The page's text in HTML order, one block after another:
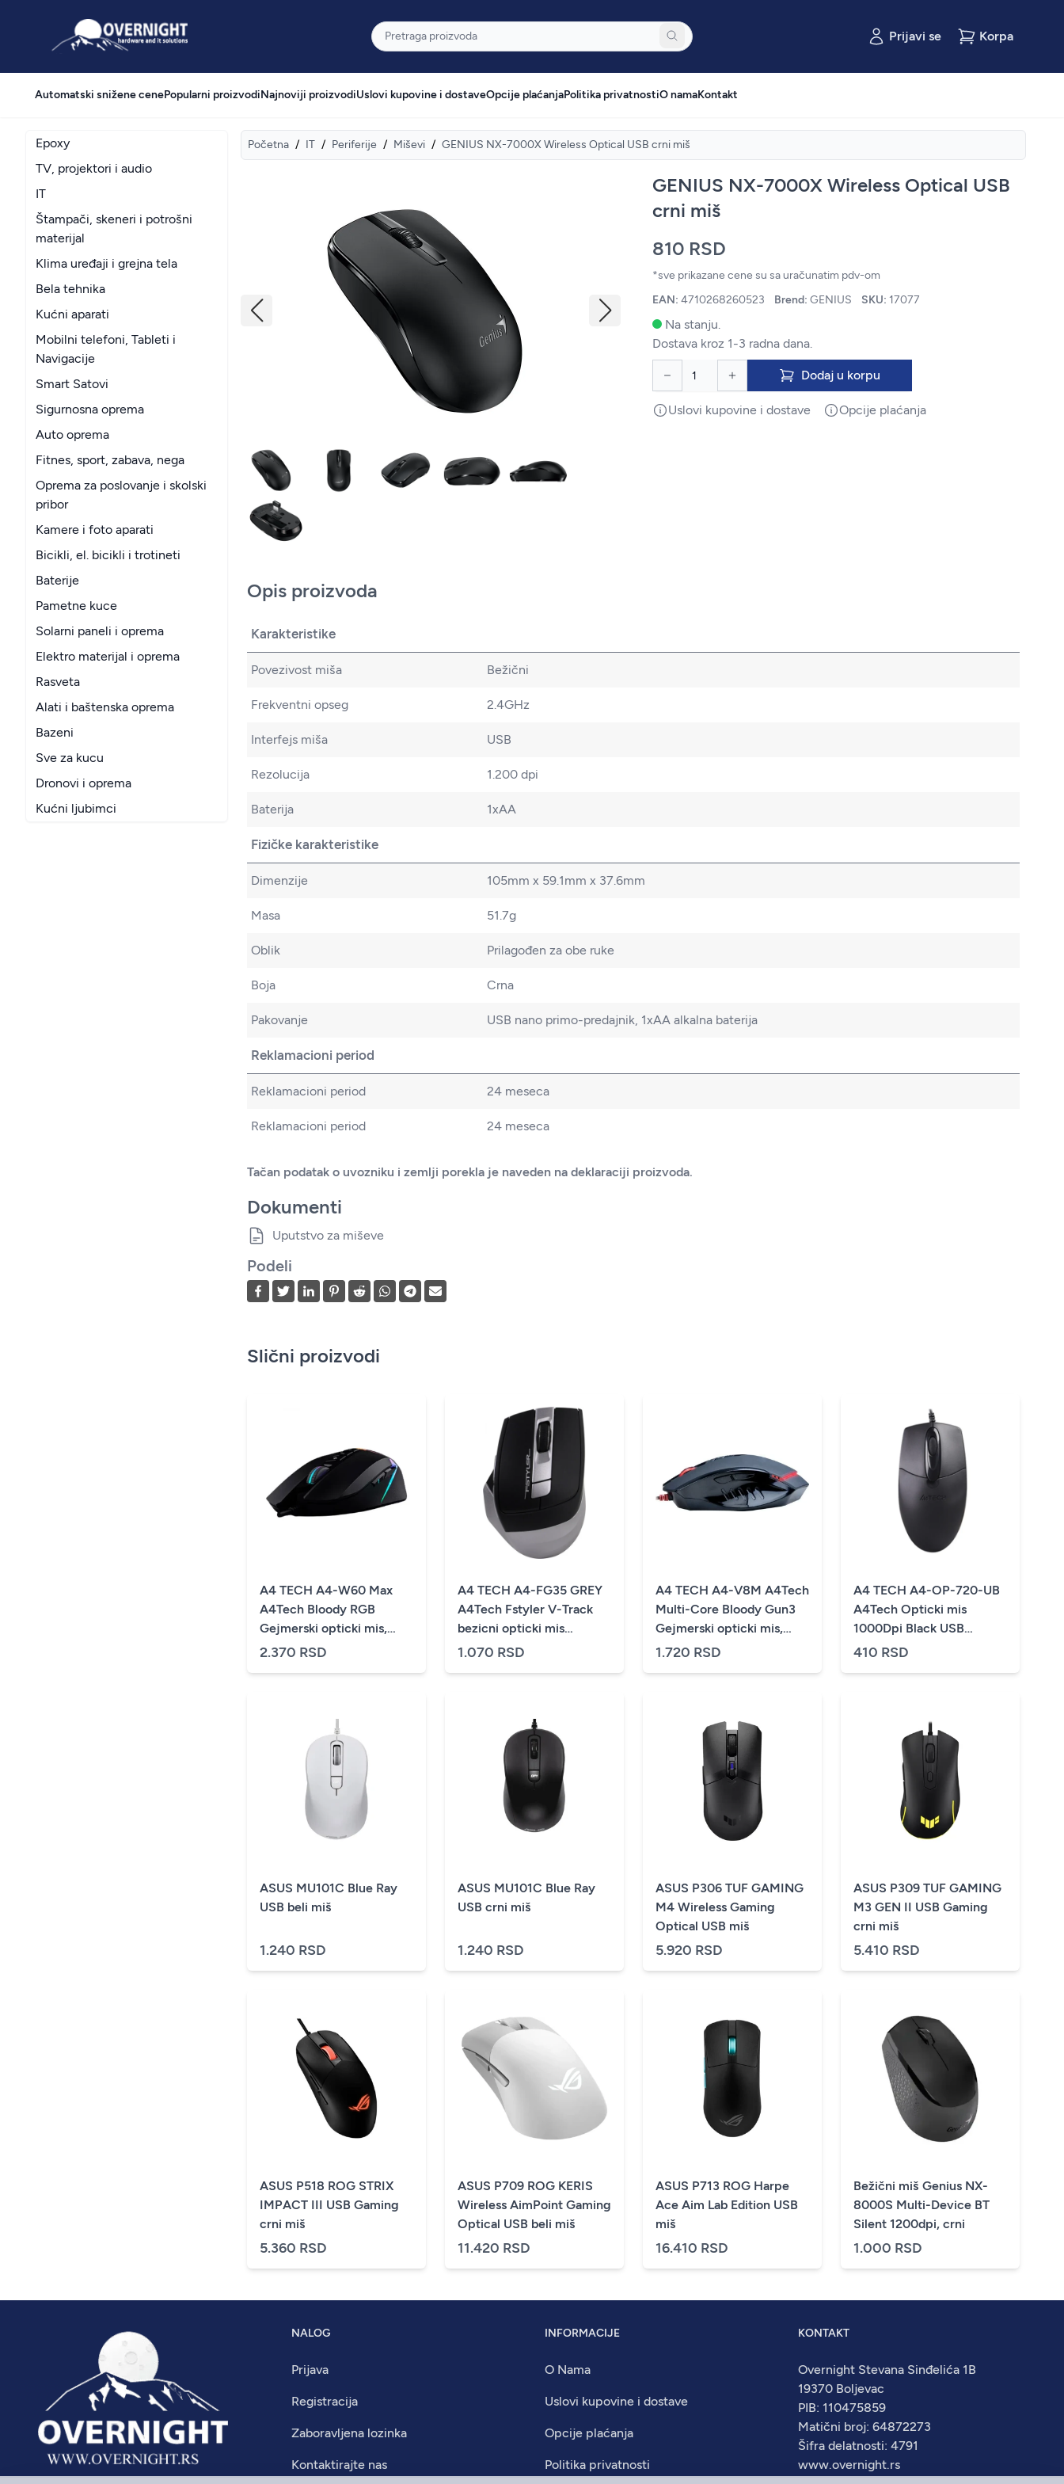
Overnight Pretraga
Prijavi se Korpa
Automatski snižene cenePopularni proizvodiNajnoviji proizvodiUslovi kupovine i dostaveOpcije plaćanjaPolitika privatnostiO namaKontakt
Epoxy
TV, projektori i audio
IT
Štampači, skeneri i potrošni
materijal
Klima uređaji i grejna tela
Bela tehnika
Kućni aparati
Mobilni telefoni, Tableti i
Navigacije
Smart Satovi
Sigurnosna oprema
Auto oprema
Fitnes, sport, zabava, nega
Oprema za poslovanje i skolski
pribor
Kamere i foto aparati
Bicikli, el. bicikli i trotineti
Baterije
Pametne kuce
Solarni paneli i oprema
Elektro materijal i oprema
Rasveta
Alati i baštenska oprema
Bazeni
Sve za kucu
Dronovi i oprema
Kućni ljubimci
Početna / IT / Periferije / Miševi / GENIUS NX-7000X Wireless Optical USB crni miš
GENIUS NX-7000X Wireless Optical USB
crni miš
810 RSD
*sve prikazane cene su sa uračunatim pdv-om
EAN: 4710268260523 Brend: GENIUS SKU: 17077
Na stanju.
Dostava kroz 1-3 radna dana.
Dodaj u korpu
Uslovi kupovine i dostave Opcije plaćanja
Opis proizvoda
Karakteristike
Povezivost miša Bežični
Frekventni opseg 2.4GHz
Interfejs miša USB
Rezolucija 1.200 dpi
Baterija 1xAA
Fizičke karakteristike
Dimenzije 105mm x 59.1mm x 37.6mm
Masa 51.7g
Oblik Prilagođen za obe ruke
Boja Crna
Pakovanje USB nano primo-predajnik, 1xAA alkalna baterija
Reklamacioni period
Reklamacioni period 24 meseca
Reklamacioni period 24 meseca
Tačan podatak o uvozniku i zemlji porekla je naveden na deklaraciji proizvoda.
Dokumenti
Uputstvo za miševe
Podeli
Slični proizvodi
A4 TECH A4-W60 Max
A4Tech Bloody RGB
Gejmerski opticki mis,
2000Hz/100-10.000 Dpi,
2.370 RSD
A4 TECH A4-FG35 GREY
A4Tech Fstyler V-Track
bezicni opticki mis
2.4Ghz, 125Hz/1000-
1.070 RSD
A4 TECH A4-V8M A4Tech
Multi-Core Bloody Gun3
Gejmerski opticki mis,
1000Hz/200-3200 Dpi,
1.720 RSD
A4 TECH A4-OP-720-UB
A4Tech Opticki mis
1000Dpi Black USB
119mm
410 RSD
ASUS MU101C Blue Ray
USB beli miš
1.240 RSD
ASUS MU101C Blue Ray
USB crni miš
1.240 RSD
ASUS P306 TUF GAMING
M4 Wireless Gaming
Optical USB miš
5.920 RSD
ASUS P309 TUF GAMING
M3 GEN II USB Gaming
crni miš
5.410 RSD
ASUS P518 ROG STRIX
IMPACT III USB Gaming
crni miš
5.360 RSD
ASUS P709 ROG KERIS
Wireless AimPoint Gaming
Optical USB beli miš
11.420 RSD
ASUS P713 ROG Harpe
Ace Aim Lab Edition USB
miš
16.410 RSD
Bežični miš Genius NX-
8000S Multi-Device BT
Silent 1200dpi, crni
1.000 RSD
NALOG
Prijava
Registracija
Zaboravljena lozinka
Kontaktirajte nas
INFORMACIJE
O Nama
Uslovi kupovine i dostave
Opcije plaćanja
Politika privatnosti
KONTAKT
Overnight Stevana Sinđelića 1B
19370 Boljevac
PIB: 110475859
Matični broj: 64872273
Šifra delatnosti: 4791
www.overnight.rs